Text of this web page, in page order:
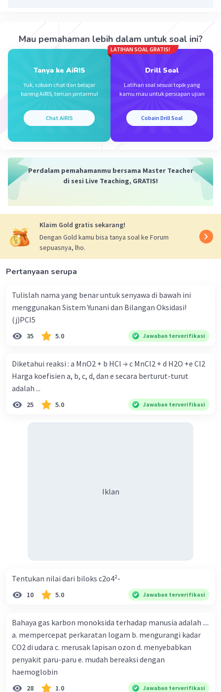
Beri Rating·4.0(1 Balas
Mau pemahaman lebih dalam untuk soal ini?
Tanya ke AiRIS
Yuk, cobain chat dan belajar
bareng AiRIS, teman pintarmu!
Chat AiRIS
LATIHAN SOAL GRATIS!
Drill Soal
Latihan soal sesuai topik yang
kamu mau untuk persiapan ujian
Cobain Drill Soal
Perdalam pemahamanmu bersama Master Teacher
di sesi Live Teaching, GRATIS!
Klaim Gold gratis sekarang!
Dengan Gold kamu bisa tanya soal ke Forum
sepuasnya, lho.
Pertanyaan serupa
Tulislah nama yang benar untuk senyawa di bawah ini
menggunakan Sistem Yunani dan Bilangan Oksidasi!
(j)PCI5
35 5.0 Jawaban terverifikasi
Diketahui reaksi : a MnO2 + b HCl → c MnCl2 + d H2O +e Cl2
Harga koefisien a, b, c, d, dan e secara berturut-turut
adalah ...
25 5.0 Jawaban terverifikasi
Iklan
Tentukan nilai dari biloks c2o4²-
10 5.0 Jawaban terverifikasi
Bahaya gas karbon monoksida terhadap manusia adalah ....
a. mempercepat perkaratan logam b. mengurangi kadar
CO2 di udara c. merusak lapisan ozon d. menyebabkan
penyakit paru-paru e. mudah bereaksi dengan
haemoglobin
28 1.0 Jawaban terverifikasi